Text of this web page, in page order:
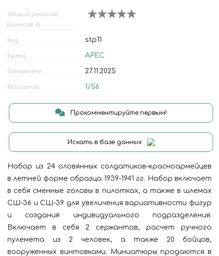
Общий рейтинг
(голосов: 0)
Код stp11
Бренд АРЕС
Обновлено 27.11.2025
Масштаб 1/56
Прокомментируйте первым!
Искать в базе данных
Набор из 24 оловянных солдатиков-красноармейцев
в летней форме образца 1939-1941 гг. Набор включает
в себя сменные головы в пилотках, а также в шлемах
СШ-36 и СШ-39 для увеличения вариативности фигур
и создания индивидуального подразделения.
Включает в себя 2 сержантов, расчет ручного
пулемёта из 2 человек, а также 20 бойцов,
вооруженных винтовками. Миниатюры продаются в